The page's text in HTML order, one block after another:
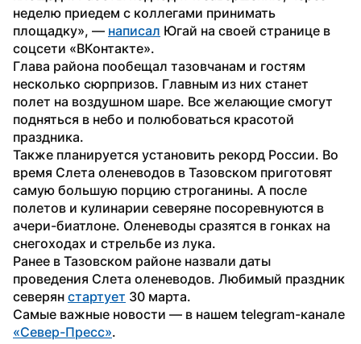
неделю приедем с коллегами принимать
площадку», — написал Югай на своей странице в
соцсети «ВКонтакте».
Глава района пообещал тазовчанам и гостям
несколько сюрпризов. Главным из них станет
полет на воздушном шаре. Все желающие смогут
подняться в небо и полюбоваться красотой
праздника.
Также планируется установить рекорд России. Во
время Слета оленеводов в Тазовском приготовят
самую большую порцию строганины. А после
полетов и кулинарии северяне посоревнуются в
ачери-биатлоне. Оленеводы сразятся в гонках на
снегоходах и стрельбе из лука.
Ранее в Тазовском районе назвали даты
проведения Слета оленеводов. Любимый праздник
северян стартует 30 марта.
«Север-Пресс».